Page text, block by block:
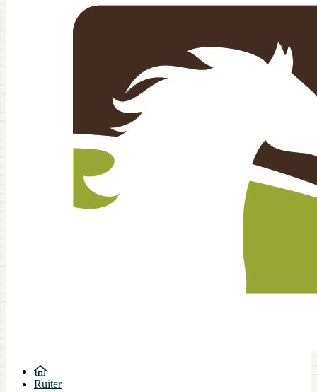
Ruiter